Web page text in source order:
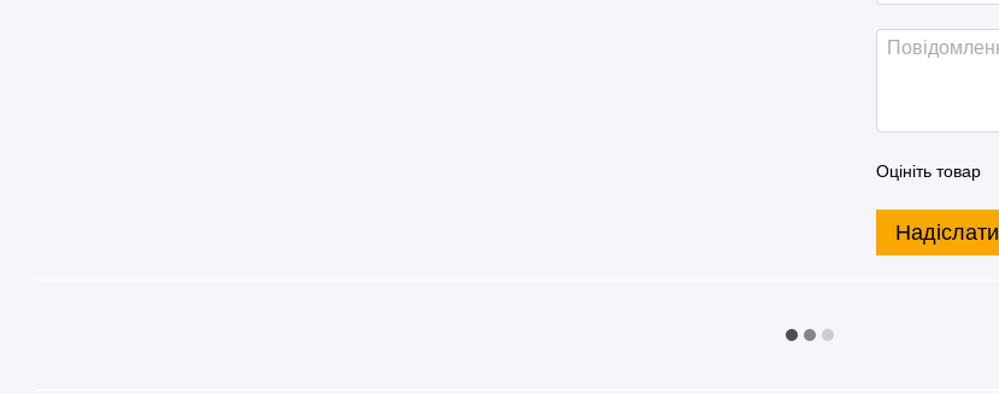
Оцініть товар
Надіслати